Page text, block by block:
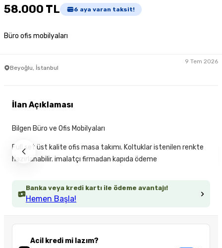
58.000 TL 6 aya varan taksit!
Büro ofis mobilyaları
Beyoğlu, İstanbul
9 Tem 2026
Banka veya kredi kartı ile ödeme avantajı!
Hemen Başla!
Acil kredi mi lazım?
İlan Açıklaması
Bilgen Büro ve Ofis Mobilyaları
Full set üst kalite ofis masa takımı. Koltuklar istenilen renkte
hazırlanabilir. imalatçı firmadan kapıda ödeme